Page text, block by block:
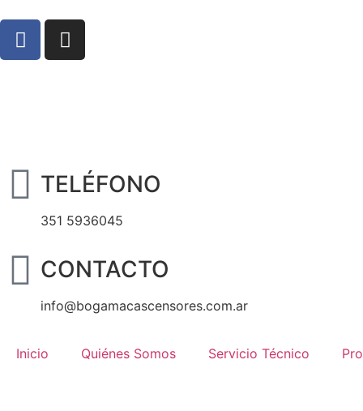
TELÉFONO
351 5936045
CONTACTO
info@bogamacascensores.com.ar
Inicio Quiénes Somos Servicio Técnico